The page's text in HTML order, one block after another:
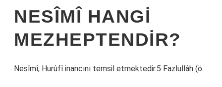
NESÎMÎ HANGI
MEZHEPTENDIR?
Nesîmî, Hurûfî inancını temsil etmektedir.5 Fazlullâh (ö.